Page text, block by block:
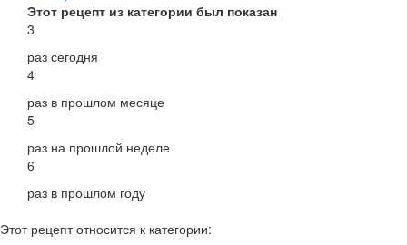
Этот рецепт из категории был показан
3
раз сегодня
4
раз в прошлом месяце
5
раз на прошлой неделе
6
раз в прошлом году
Этот рецепт относится к категории: